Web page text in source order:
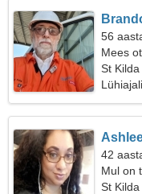
56
Mees
St
42
Mul on
St